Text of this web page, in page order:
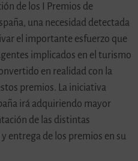
de los I Premios de
una necesidad detectada
el importante esfuerzo que
implicados en el turismo
en realidad con la
premios. La iniciativa
irá adquiriendo mayor
de las distintas
entrega de los premios en su